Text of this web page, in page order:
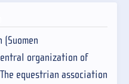
organization of
equestrian association